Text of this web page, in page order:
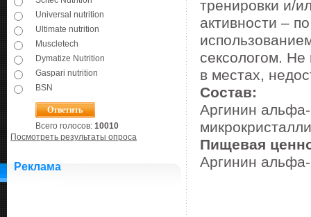
Universal nutrition
Ultimate nutrition
Muscletech
Dymatize Nutrition
Gaspari nutrition
BSN
Всего голосов: 10010
Посмотреть результаты опроса
Реклама
тренировки и/
активности –
сексологом.
в местах,
Состав:
Аргинин
Пищевая
Аргинин